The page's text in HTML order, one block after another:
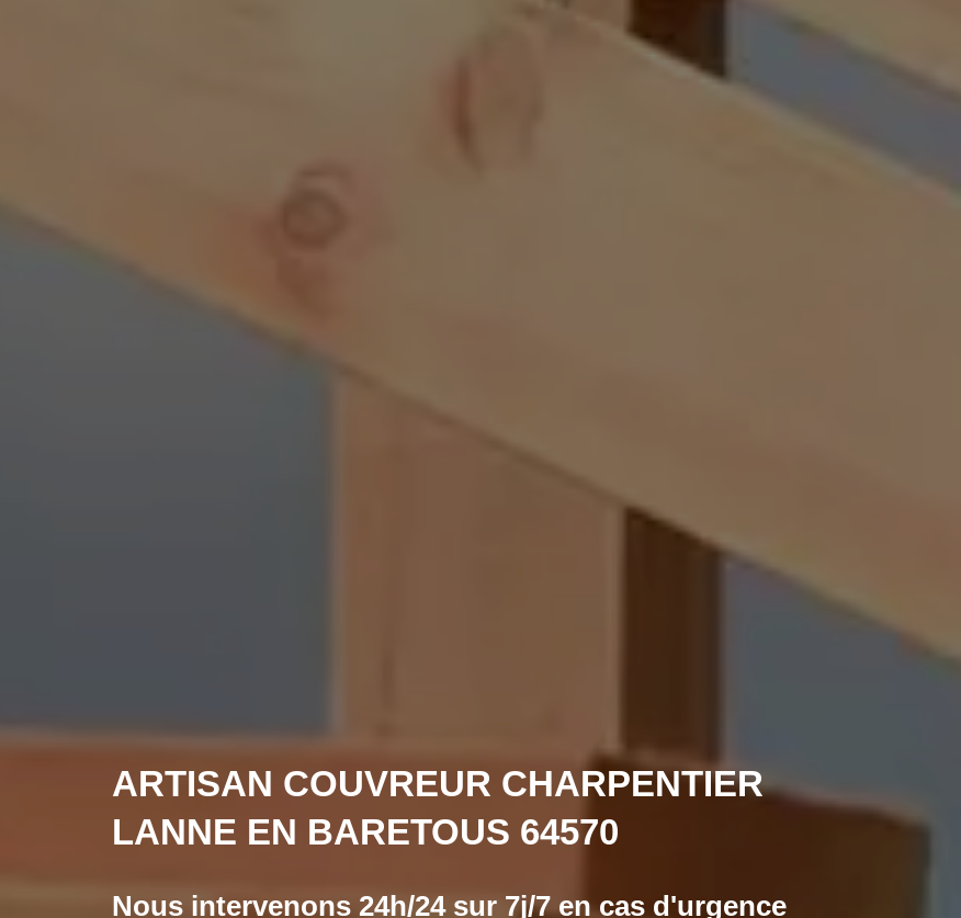
ARTISAN COUVREUR CHARPENTIER
LANNE EN BARETOUS 64570
Nous intervenons 24h/24 sur 7j/7 en cas d'urgence